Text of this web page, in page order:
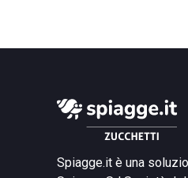
Spiagge.it è una